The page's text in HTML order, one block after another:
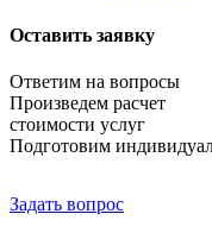
Оставить заявку
Ответим на вопросы
Произведем расчет
стоимости услуг
Подготовим
Задать вопрос